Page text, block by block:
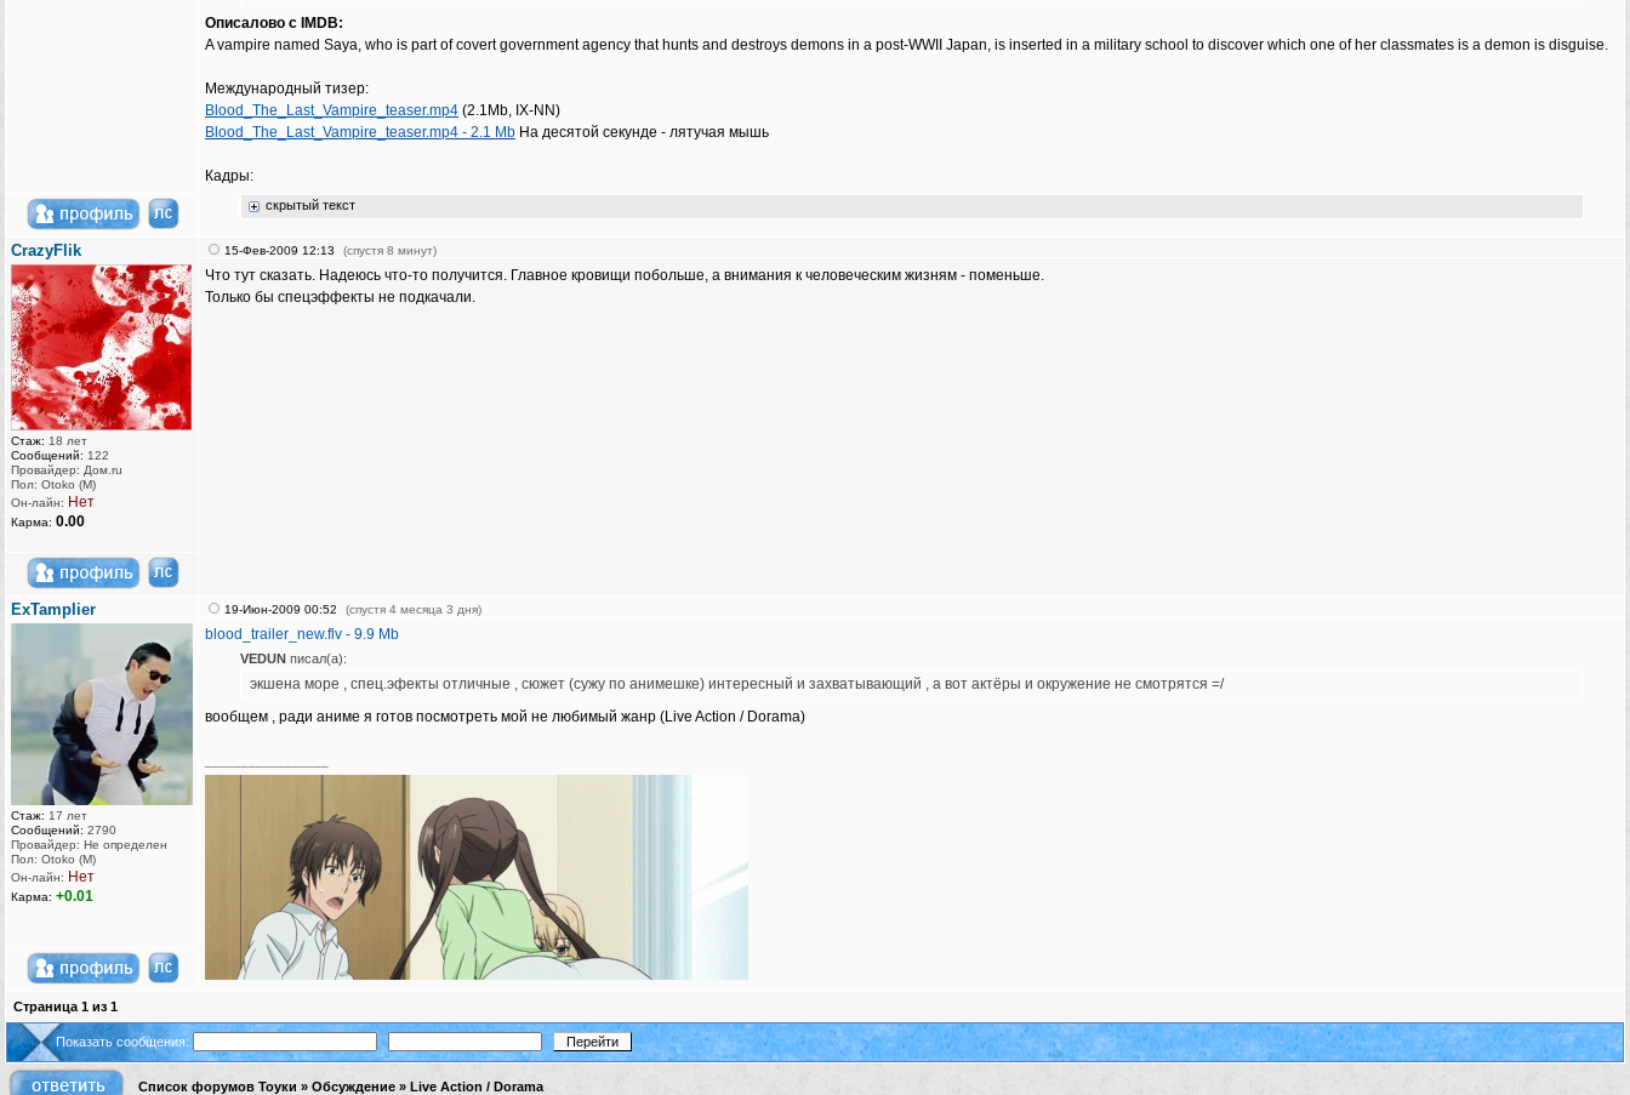
Описалово с IMDB:
A vampire named Saya, who is part of covert government agency that hunts and destroys demons in a post-WWII Japan, is inserted in a military school to discover which one of her classmates is a demon is disguise.
Международный тизер:
Blood_The_Last_Vampire_teaser.mp4 (2.1Mb, IX-NN)
Blood_The_Last_Vampire_teaser.mp4 - 2.1 Mb На десятой секунде - лятучая мышь
Кадры:
скрытый текст
CrazyFlik
Стаж: 18 лет
Сообщений: 122
Провайдер: Дом.ru
Пол: Otoko (M)
Он-лайн: Нет
Карма: 0.00
15-Фев-2009 12:13 (спустя 8 минут)
Что тут сказать. Надеюсь что-то получится. Главное кровищи побольше, а внимания к человеческим жизням - поменьше.
Только бы спецэффекты не подкачали.
ExTamplier
Стаж: 17 лет
Сообщений: 2790
Провайдер: Не определен
Пол: Otoko (M)
Он-лайн: Нет
Карма: +0.01
19-Июн-2009 00:52 (спустя 4 месяца 3 дня)
blood_trailer_new.flv - 9.9 Mb
VEDUN писал(а):
экшена море , спец.эфекты отличные , сюжет (сужу по анимешке) интересный и захватывающий , а вот актёры и окружение не смотрятся =/
вообщем , ради аниме я готов посмотреть мой не любимый жанр (Live Action / Dorama)
Страница 1 из 1
Показать сообщения:
Список форумов Тоуки » Обсуждение » Live Action / Dorama